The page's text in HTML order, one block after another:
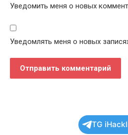
Уведомить меня о новых
Уведомлять меня о новых
TG